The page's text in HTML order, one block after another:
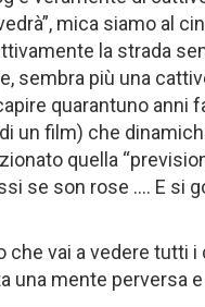
mica siamo al
la strada
sembra più una
quarantuno anni
un film) che
quella
se son rose …. E si
che vai a vedere tutti
una mente perversa